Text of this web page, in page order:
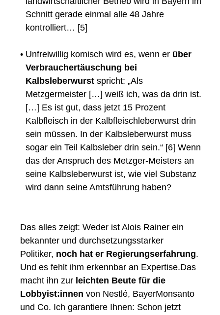
Schnitt gerade einmal alle 48 Jahre
kontrolliert… [5]
• Unfreiwillig komisch wird es, wenn er über
Verbrauchertäuschung bei
Kalbsleberwurst spricht: „Als
Metzgermeister […] weiß ich, was da drin ist.
[…] Es ist gut, dass jetzt 15 Prozent
Kalbfleisch in der Kalbfleischleberwurst drin
sein müssen. In der Kalbsleberwurst muss
sogar ein Teil Kalbsleber drin sein.“ [6] Wenn
das der Anspruch des Metzger-Meisters an
seine Kalbsleberwurst ist, wie viel Substanz
wird dann seine Amtsführung haben?
Das alles zeigt: Weder ist Alois Rainer ein
bekannter und durchsetzungsstarker
Politiker, noch hat er Regierungserfahrung.
Und es fehlt ihm erkennbar an Expertise.Das
macht ihn zur leichten Beute für die
Lobbyist:innen von Nestlé, BayerMonsanto
und Co. Ich garantiere Ihnen: Schon jetzt